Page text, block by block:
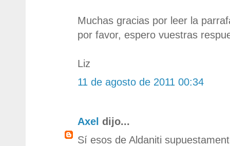
Muchas gracias por leer la
por favor, espero vuestras
Liz
11 de agosto de 2011 00:34
Axel dijo...
Sí esos de Aldaniti